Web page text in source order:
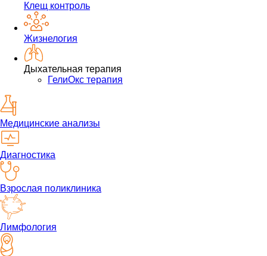
Клещ контроль
Жизнелогия
Дыхательная терапия
ГелиОкс терапия
Медицинские анализы
Диагностика
Взрослая поликлиника
Лимфология